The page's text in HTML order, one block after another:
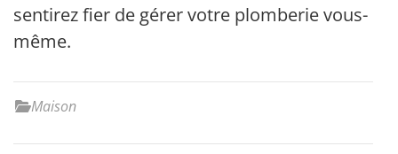
sentirez fier de gérer votre plomberie vous-
même.
Maison